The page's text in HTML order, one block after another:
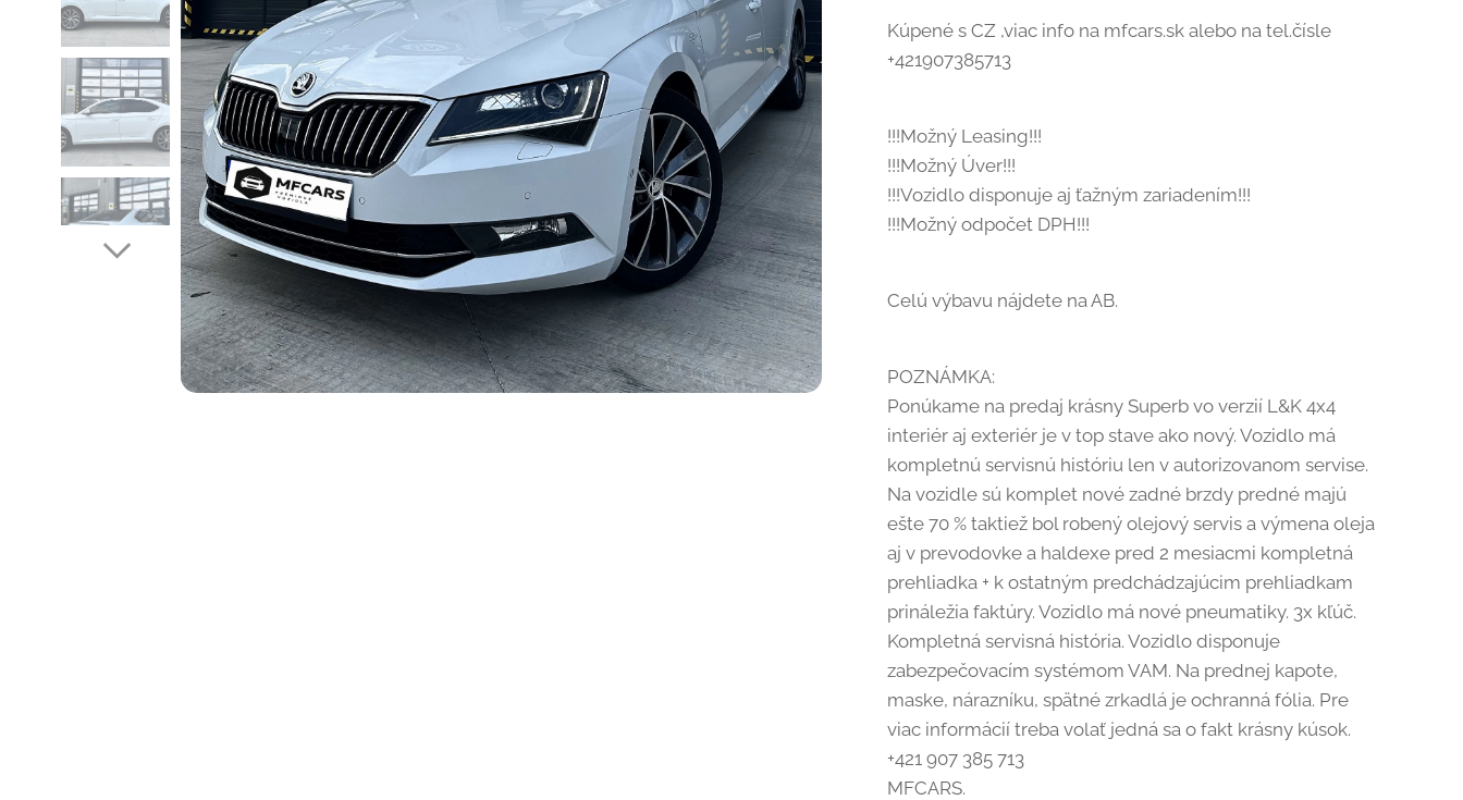
Kúpené s CZ ,viac info na mfcars.sk alebo na tel.čísle
+421907385713
!!!Možný Leasing!!!
!!!Možný Úver!!!
!!!Vozidlo disponuje aj ťažným zariadením!!!
!!!Možný odpočet DPH!!!
Celú výbavu nájdete na AB.
POZNÁMKA:
Ponúkame na predaj krásny Superb vo verzií L&K 4x4
interiér aj exteriér je v top stave ako nový. Vozidlo má
kompletnú servisnú históriu len v autorizovanom servise.
Na vozidle sú komplet nové zadné brzdy predné majú
ešte 70 % taktiež bol robený olejový servis a výmena oleja
aj v prevodovke a haldexe pred 2 mesiacmi kompletná
prehliadka + k ostatným predchádzajúcim prehliadkam
prináležia faktúry. Vozidlo má nové pneumatiky. 3x kľúč.
Kompletná servisná história. Vozidlo disponuje
zabezpečovacím systémom VAM. Na prednej kapote,
maske, nárazníku, spätné zrkadlá je ochranná fólia. Pre
viac informácií treba volať jedná sa o fakt krásny kúsok.
+421 907 385 713
MFCARS.